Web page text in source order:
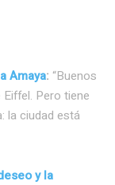
Amaya: “Buenos
Pero tiene
la ciudad está
y la